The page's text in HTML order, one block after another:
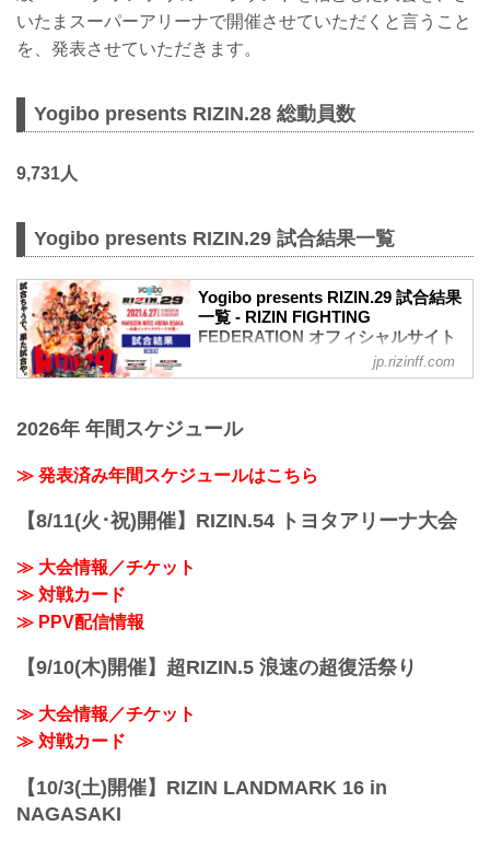
いたまスーパーアリーナで開催させていただくと言うこと
を、発表させていただきます。
Yogibo presents RIZIN.28 総動員数
9,731人
Yogibo presents RIZIN.29 試合結果一覧
Yogibo presents RIZIN.29 試合結果
一覧 - RIZIN FIGHTING
FEDERATION オフィシャルサイト
第13試合／BODYMAKER presents RIZIN
RIZIN キックボクシングトーナメントル
（LOSE）皇治 vs. 白鳥大珠（WIN）
≫ 試合結果詳細
第12試合／バンタム級トーナメント 1回
jp.rizinff.com
2026年 年間スケジュール
≫ 発表済み年間スケジュールはこちら
【8/11(火･祝)開催】RIZIN.54 トヨタアリーナ大会
≫ 大会情報／チケット
≫ 対戦カード
≫ PPV配信情報
【9/10(木)開催】超RIZIN.5 浪速の超復活祭り
≫ 大会情報／チケット
≫ 対戦カード
【10/3(土)開催】RIZIN LANDMARK 16 in
NAGASAKI